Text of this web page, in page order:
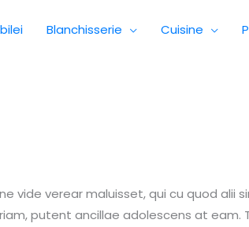
Blanchisserie Cuisine
vide verear maluisset, qui cu quod alii
putent ancillae adolescens at eam.